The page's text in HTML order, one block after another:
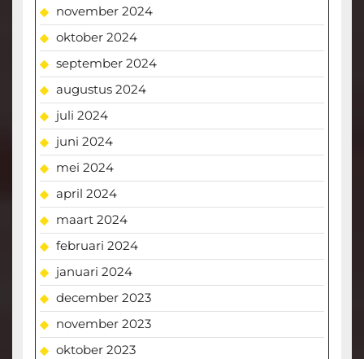
november 2024
oktober 2024
september 2024
augustus 2024
juli 2024
juni 2024
mei 2024
april 2024
maart 2024
februari 2024
januari 2024
december 2023
november 2023
oktober 2023